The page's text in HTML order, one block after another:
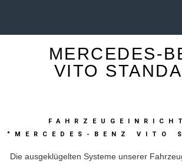
MERCEDES-
VITO
"MERCEDES-BENZ VITO
Die ausgeklügelten Systeme unserer